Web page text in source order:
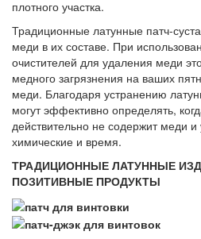
плотного участка.
Традиционные латунные патч-
меди в их составе. При
очистителей для удаления меди
медного загрязнения на ваших
меди. Благодаря устранению
могут эффективно определять,
действительно не содержит меди
химические и время.
ТРАДИЦИОННЫЕ ЛАТУННЫЕ
ПОЗИТИВНЫЕ ПРОДУКТЫ